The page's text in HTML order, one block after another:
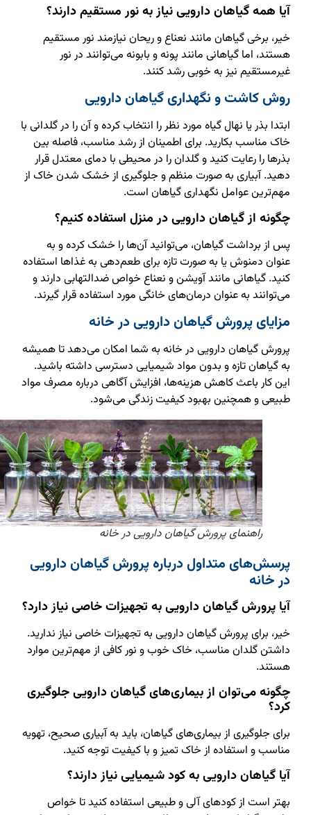
آیا همه گیاهان دارویی نیاز به نور مستقیم دارند؟
خیر، برخی گیاهان مانند نعناع و ریحان نیازمند نور مستقیم
هستند، اما گیاهانی مانند پونه و بابونه می‌توانند در نور
غیرمستقیم نیز به خوبی رشد کنند.
روش کاشت و نگهداری گیاهان دارویی
ابتدا بذر یا نهال گیاه مورد نظر را انتخاب کرده و آن را در گلدانی با
خاک مناسب بکارید. برای اطمینان از رشد مناسب، فاصله بین
بذرها را رعایت کنید و گلدان را در محیطی با دمای معتدل قرار
دهید. آبیاری به صورت منظم و جلوگیری از خشک شدن خاک از
مهم‌ترین عوامل نگهداری گیاهان است.
چگونه از گیاهان دارویی در منزل استفاده کنیم؟
پس از برداشت گیاهان، می‌توانید آن‌ها را خشک کرده و به
عنوان دمنوش یا به صورت تازه برای طعم‌دهی به غذاها استفاده
کنید. گیاهانی مانند آویشن و نعناع خواص ضدالتهابی دارند و
می‌توانند به عنوان درمان‌های خانگی مورد استفاده قرار گیرند.
مزایای پرورش گیاهان دارویی در خانه
پرورش گیاهان دارویی در خانه به شما امکان می‌دهد تا همیشه
به گیاهان تازه و بدون مواد شیمیایی دسترسی داشته باشید.
این کار باعث کاهش هزینه‌ها، افزایش آگاهی درباره مصرف مواد
طبیعی و همچنین بهبود کیفیت زندگی می‌شود.
راهنمای پرورش گیاهان دارویی در خانه
پرسش‌های متداول درباره پرورش گیاهان دارویی
در خانه
آیا پرورش گیاهان دارویی به تجهیزات خاصی نیاز دارد؟
خیر، برای پرورش گیاهان دارویی به تجهیزات خاصی نیاز ندارید.
داشتن گلدان مناسب، خاک خوب و نور کافی از مهم‌ترین موارد
هستند.
چگونه می‌توان از بیماری‌های گیاهان دارویی جلوگیری
کرد؟
برای جلوگیری از بیماری‌های گیاهان، باید به آبیاری صحیح، تهویه
مناسب و استفاده از خاک تمیز و با کیفیت توجه کنید.
آیا گیاهان دارویی به کود شیمیایی نیاز دارند؟
بهتر است از کودهای آلی و طبیعی استفاده کنید تا خواص